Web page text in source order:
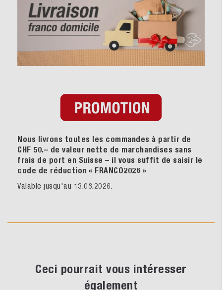
Nous livrons toutes les commandes à partir de
CHF 50.– de valeur nette de marchandises sans
frais de port en Suisse – il vous suffit de saisir le
code de réduction « FRANCO2026 »
Valable jusqu'au 13.08.2026.
Ceci pourrait vous intéresser
également